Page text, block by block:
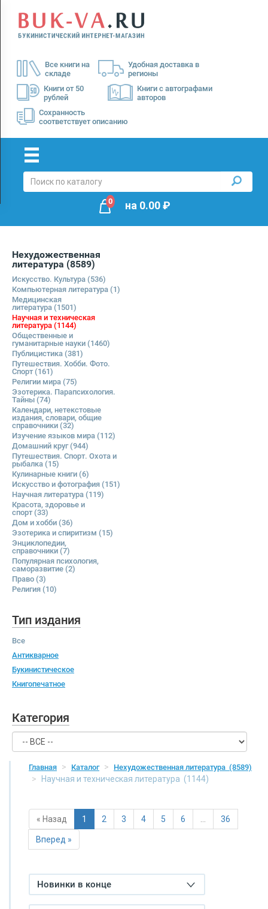
Все книги на
складе
Удобная доставка в
регионы
Книги от 50
рублей
Книги с автографами
авторов
Сохранность
соответствует описанию
Menu
Доставка
Оплата
0 на 0.00₽
Нехудожественная
литература (8589)
Искусство. Культура (536)
Компьютерная литература (1)
Медицинская
литература (1501)
Научная и техническая
литература (1144)
Общественные и
гуманитарные науки (1460)
Публицистика (381)
Путешествия. Хобби. Фото.
Спорт(161)
Религии мира (75)
Эзотерика. Парапсихология.
Тайны (74)
Календари, нетекстовые
издания, словари, общие
справочники (32)
Изучение языков мира (112)
Домашний круг(944)
Путешествия. Спорт. Охота и
рыбалка (15)
Кулинарные книги (6)
Искусство и фотография (151)
Научная литература (119)
Красота, здоровье и
спорт(33)
Дом и хобби (36)
Эзотерика и спиритизм (15)
Энциклопедии,
справочники (7)
Популярная психология,
саморазвитие (2)
Право (3)
Религия (10)
Тип издания
Все
Антикварное
Букинистическое
Книгопечатное
Категория
Главная Каталог Нехудожественная литература (8589)
Научная и техническая литература (1144)
« Назад 1 2 3 4 5 6 … 36
Вперед »
Новинки в конце